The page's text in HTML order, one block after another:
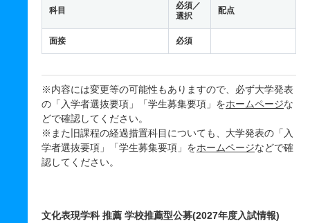
科目
必須／
選択
配点
面接 必須
※内容には変更等の可能性もありますので、必ず大学発表
の「入学者選抜要項」「学生募集要項」をホームページな
どで確認してください。
※また旧課程の経過措置科目についても、大学発表の「入
学者選抜要項」「学生募集要項」をホームページなどで確
認してください。
文化表現学科 推薦 学校推薦型公募(2027年度入試情報)